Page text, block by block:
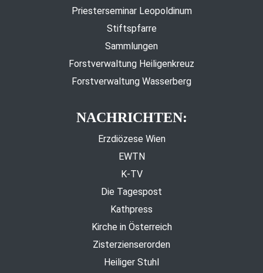
Priesterseminar Leopoldinum
Stiftspfarre
Sammlungen
Forstverwaltung Heiligenkreuz
Forstverwaltung Wasserberg
NACHRICHTEN:
Erzdiözese Wien
EWTN
K-TV
Die Tagespost
Kathpress
Kirche in Österreich
Zisterzienserorden
Heiliger Stuhl